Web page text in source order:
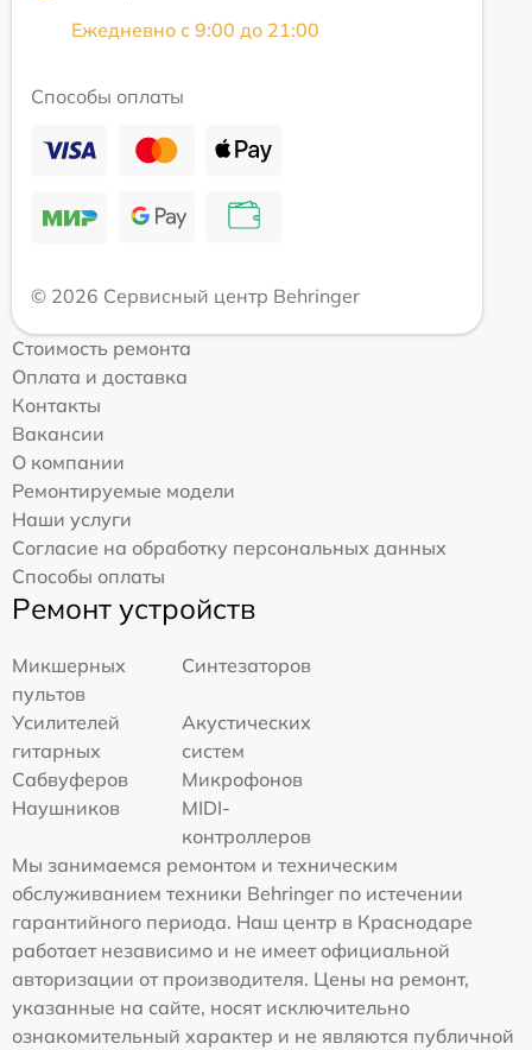
Ежедневно с 9:00 до 21:00
Способы оплаты
© 2026 Сервисный центр Behringer
Стоимость ремонта
Оплата и доставка
Контакты
Вакансии
О компании
Ремонтируемые модели
Наши услуги
Согласие на обработку персональных данных
Способы оплаты
Ремонт устройств
Микшерных
пультов
Синтезаторов
Усилителей
гитарных
Акустических
систем
Сабвуферов
Микрофонов
Наушников
MIDI-
контроллеров
Мы занимаемся ремонтом и техническим
обслуживанием техники Behringer по истечении
гарантийного периода. Наш центр в Краснодаре
работает независимо и не имеет официальной
авторизации от производителя. Цены на ремонт,
указанные на сайте, носят исключительно
ознакомительный характер и не являются публичной